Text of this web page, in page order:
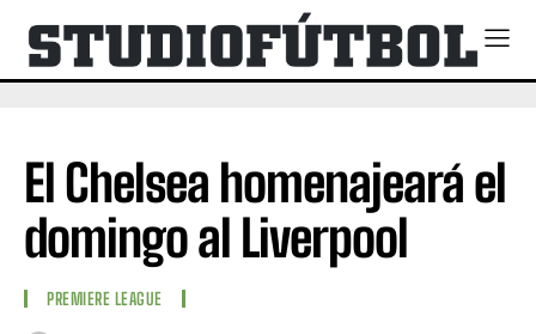
El Chelsea homenajeará el
domingo al Liverpool
PREMIERE LEAGUE